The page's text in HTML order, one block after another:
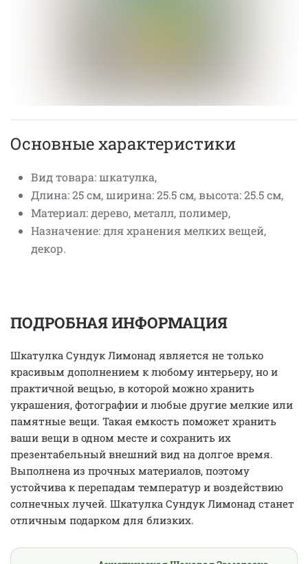
Основные характеристики
Вид товара: шкатулка,
Длина: 25 см, ширина: 25.5 см, высота: 25.5 см,
Материал: дерево, металл, полимер,
Назначение: для хранения мелких вещей,
декор.
ПОДРОБНАЯ ИНФОРМАЦИЯ
Шкатулка Сундук Лимонад является не только
красивым дополнением к любому интерьеру, но и
практичной вещью, в которой можно хранить
украшения, фотографии и любые другие мелкие или
памятные вещи. Такая емкость поможет хранить
ваши вещи в одном месте и сохранить их
презентабельный внешний вид на долгое время.
Выполнена из прочных материалов, поэтому
устойчива к перепадам температур и воздействию
солнечных лучей. Шкатулка Сундук Лимонад станет
отличным подарком для близких.